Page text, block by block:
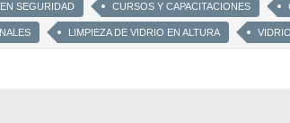
SEGURIDAD CURSOS Y CAPACITACIONES
LIMPIEZA DE VIDRIO EN ALTURA